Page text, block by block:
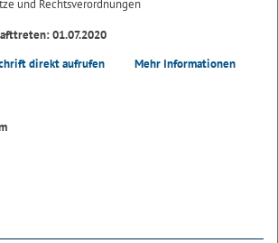
und Rechtsverordnungen
01.07.2020
direkt aufrufen Mehr Informationen